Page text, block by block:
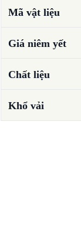
Mã vật liệu
Giá niêm yết
Chất liệu
Khổ vải